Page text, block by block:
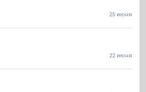
25 июня
22 июня